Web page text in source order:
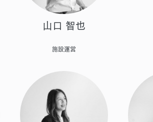
山口 智也
施設運営